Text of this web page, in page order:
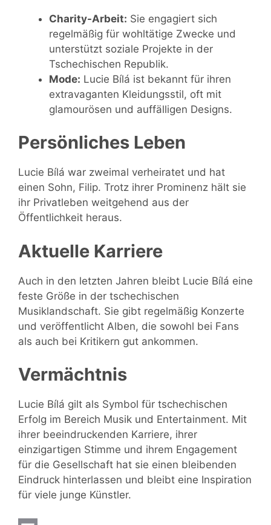
Charity-Arbeit: Sie engagiert sich
regelmäßig für wohltätige Zwecke und
unterstützt soziale Projekte in der
Tschechischen Republik.
Mode: Lucie Bílá ist bekannt für ihren
extravaganten Kleidungsstil, oft mit
glamourösen und auffälligen Designs.
Persönliches Leben
Lucie Bílá war zweimal verheiratet und hat
einen Sohn, Filip. Trotz ihrer Prominenz hält sie
ihr Privatleben weitgehend aus der
Öffentlichkeit heraus.
Aktuelle Karriere
Auch in den letzten Jahren bleibt Lucie Bílá eine
feste Größe in der tschechischen
Musiklandschaft. Sie gibt regelmäßig Konzerte
und veröffentlicht Alben, die sowohl bei Fans
als auch bei Kritikern gut ankommen.
Vermächtnis
Lucie Bílá gilt als Symbol für tschechischen
Erfolg im Bereich Musik und Entertainment. Mit
ihrer beeindruckenden Karriere, ihrer
einzigartigen Stimme und ihrem Engagement
für die Gesellschaft hat sie einen bleibenden
Eindruck hinterlassen und bleibt eine Inspiration
für viele junge Künstler.